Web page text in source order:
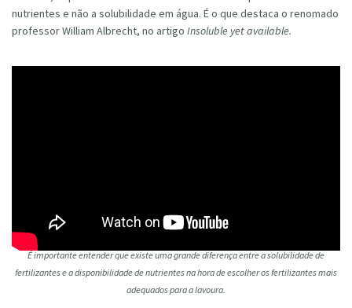
nutrientes e não a solubilidade em água. É o que destaca o renomado
professor William Albrecht, no artigo Insoluble yet available.
É importante entender que existe uma grande diferença entre a solubilidade de
fertilizantes e a disponibilidade de nutrientes na hora de escolher os fertilizantes mais
adequados para a lavoura.